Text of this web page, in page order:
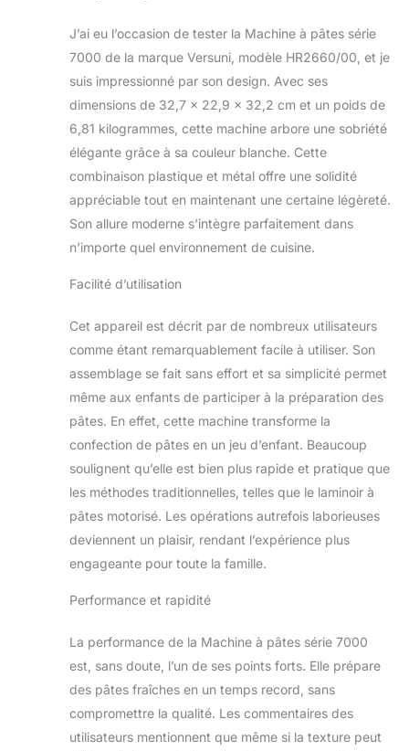
J’ai eu l’occasion de tester la Machine à pâtes série
7000 de la marque Versuni, modèle HR2660/00, et je
suis impressionné par son design. Avec ses
dimensions de 32,7 x 22,9 x 32,2 cm et un poids de
6,81 kilogrammes, cette machine arbore une sobriété
élégante grâce à sa couleur blanche. Cette
combinaison plastique et métal offre une solidité
appréciable tout en maintenant une certaine légèreté.
Son allure moderne s’intègre parfaitement dans
n’importe quel environnement de cuisine.
Facilité d’utilisation
Cet appareil est décrit par de nombreux utilisateurs
comme étant remarquablement facile à utiliser. Son
assemblage se fait sans effort et sa simplicité permet
même aux enfants de participer à la préparation des
pâtes. En effet, cette machine transforme la
confection de pâtes en un jeu d’enfant. Beaucoup
soulignent qu’elle est bien plus rapide et pratique que
les méthodes traditionnelles, telles que le laminoir à
pâtes motorisé. Les opérations autrefois laborieuses
deviennent un plaisir, rendant l’expérience plus
engageante pour toute la famille.
Performance et rapidité
La performance de la Machine à pâtes série 7000
est, sans doute, l’un de ses points forts. Elle prépare
des pâtes fraîches en un temps record, sans
compromettre la qualité. Les commentaires des
utilisateurs mentionnent que même si la texture peut